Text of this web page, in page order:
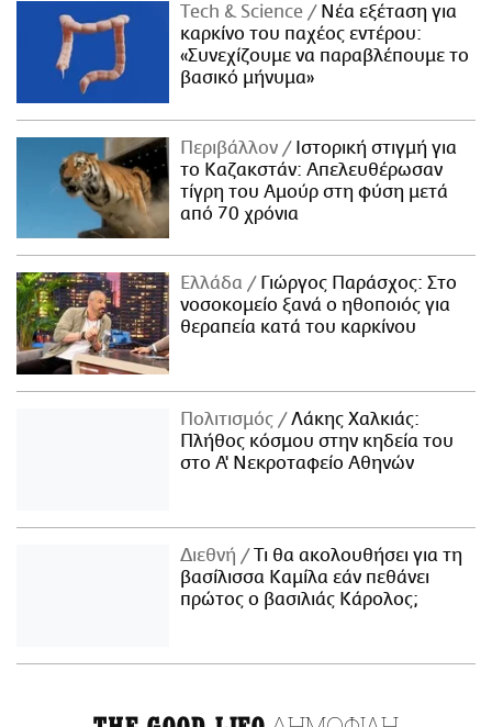
Τech & Science
Νέα εξέταση για
καρκίνο του παχέος εντέρου:
«Συνεχίζουμε να παραβλέπουμε το
βασικό μήνυμα»
Περιβάλλον
Ιστορική στιγμή για
το Καζακστάν: Απελευθέρωσαν
τίγρη του Αμούρ στη φύση μετά
από 70 χρόνια
Ελλάδα
Γιώργος Παράσχος: Στο
νοσοκομείο ξανά ο ηθοποιός για
θεραπεία κατά του καρκίνου
Πολιτισμός
Λάκης Χαλκιάς:
Πλήθος κόσμου στην κηδεία του
στο Α' Νεκροταφείο Αθηνών
Διεθνή
Τι θα ακολουθήσει για τη
βασίλισσα Καμίλα εάν πεθάνει
πρώτος ο βασιλιάς Κάρολος;